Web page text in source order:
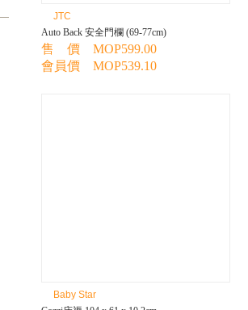
JTC
Auto Back 安全門欄 (69-77cm)
售 價 MOP599.00
會員價 MOP539.10
Baby Star